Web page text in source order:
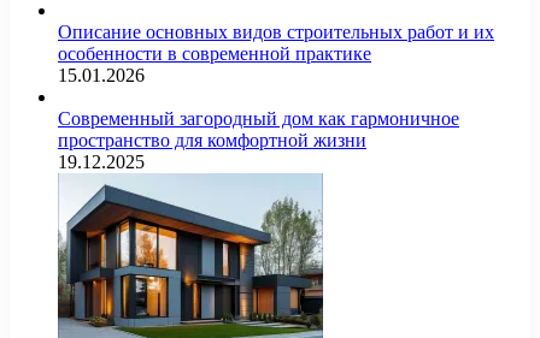
Описание основных видов строительных работ и их
особенности в современной практике
15.01.2026
Современный загородный дом как гармоничное
пространство для комфортной жизни
19.12.2025